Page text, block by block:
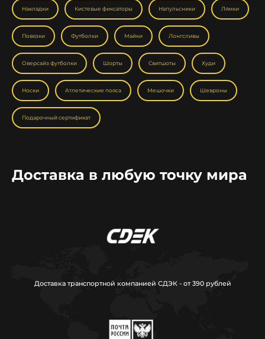
Накладки Кистевые фиксаторы Напульсники Лямки
Повязки Футболки Майки Лонгсливы
Оверсайз футболки Шорты Свитшоты Худи
Носки Атлетические пояса Мешочки Шевроны
Подарочный сертификат
Доставка в любую точку мира
Доставка транспортной компанией СДЭК - от 390 рублей